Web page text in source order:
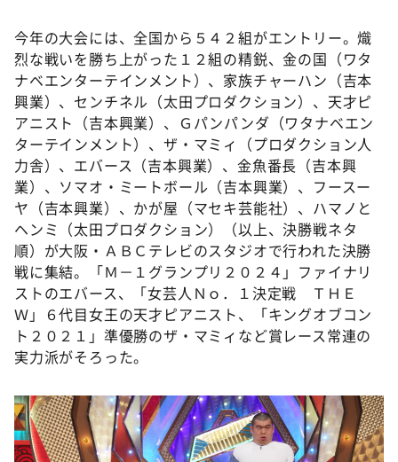
今年の大会には、全国から５４２組がエントリー。熾
烈な戦いを勝ち上がった１２組の精鋭、金の国（ワタ
ナベエンターテインメント）、家族チャーハン（吉本
興業）、センチネル（太田プロダクション）、天才ピ
アニスト（吉本興業）、Ｇパンパンダ（ワタナベエン
ターテインメント）、ザ・マミィ（プロダクション人
力舎）、エバース（吉本興業）、金魚番長（吉本興
業）、ソマオ・ミートボール（吉本興業）、フースー
ヤ（吉本興業）、かが屋（マセキ芸能社）、ハマノと
ヘンミ（太田プロダクション）（以上、決勝戦ネタ
順）が大阪・ＡＢＣテレビのスタジオで行われた決勝
戦に集結。「Ｍ－１グランプリ２０２４」ファイナリ
ストのエバース、「女芸人Ｎｏ．１決定戦 ＴＨＥ
Ｗ」６代目女王の天才ピアニスト、「キングオブコン
ト２０２１」準優勝のザ・マミィなど賞レース常連の
実力派がそろった。